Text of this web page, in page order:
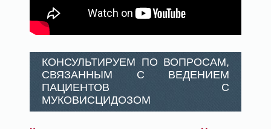
КОНСУЛЬТИРУЕМ ПО ВОПРОСАМ,
СВЯЗАННЫМ С ВЕДЕНИЕМ
ПАЦИЕНТОВ С
МУКОВИСЦИДОЗОМ